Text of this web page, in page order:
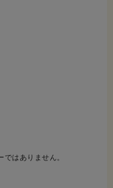
はありません。